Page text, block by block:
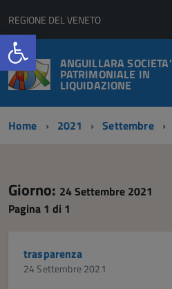
Open toolbar
REGIONE DEL VENETO
ANGUILLARA SOCIETA'
PATRIMONIALE IN
LIQUIDAZIONE
Home 2021 Settembre
Giorno: 24 Settembre 2021
Pagina 1 di 1
trasparenza
24 Settembre 2021